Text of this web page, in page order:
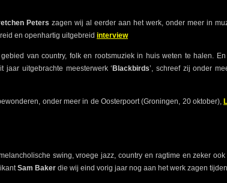
Peters zagen wij al eerder aan het werk, onder meer in
en openhartig uitgebreid interview
van country, folk en rootsmuziek in huis weten te halen.
jaar uitgebrachte meesterwerk ‘ Blackbirds’, schreef zij onder
onder meer in de Oosterpoort (Groningen, 20 oktober),
swing, vroege jazz, country en ragtime en zeker
Sam Baker die wij eind vorig jaar nog aan het werk zagen